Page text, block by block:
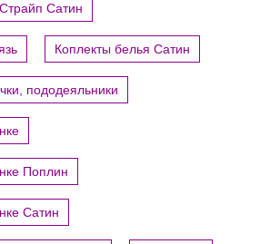
Сатин
Коплекты белья Сатин
пододеяльники
Поплин
Сатин